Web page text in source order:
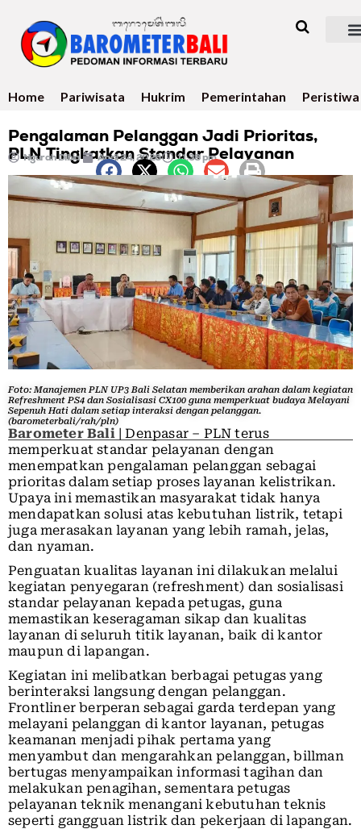
Home Pariwisata Hukrim Pemerintahan Peristiwa
Pengalaman Pelanggan Jadi Prioritas,
PLN Tingkatkan Standar Pelayanan
Ngurah Dibia April 24, 2026 11:38 pm
Foto: Manajemen PLN UP3 Bali Selatan memberikan arahan dalam kegiatan
Refreshment PS4 dan Sosialisasi CX100 guna memperkuat budaya Melayani
Sepenuh Hati dalam setiap interaksi dengan pelanggan.
(barometerbali/rah/pln)
Barometer Bali | Denpasar – PLN terus
memperkuat standar pelayanan dengan
menempatkan pengalaman pelanggan sebagai
prioritas dalam setiap proses layanan kelistrikan.
Upaya ini memastikan masyarakat tidak hanya
mendapatkan solusi atas kebutuhan listrik, tetapi
juga merasakan layanan yang lebih ramah, jelas,
dan nyaman.
Penguatan kualitas layanan ini dilakukan melalui
kegiatan penyegaran (refreshment) dan sosialisasi
standar pelayanan kepada petugas, guna
memastikan keseragaman sikap dan kualitas
layanan di seluruh titik layanan, baik di kantor
maupun di lapangan.
Kegiatan ini melibatkan berbagai petugas yang
berinteraksi langsung dengan pelanggan.
Frontliner berperan sebagai garda terdepan yang
melayani pelanggan di kantor layanan, petugas
keamanan menjadi pihak pertama yang
menyambut dan mengarahkan pelanggan, billman
bertugas menyampaikan informasi tagihan dan
melakukan penagihan, sementara petugas
pelayanan teknik menangani kebutuhan teknis
seperti gangguan listrik dan pekerjaan di lapangan.